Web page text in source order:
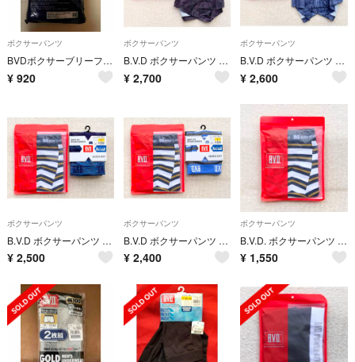
ボクサーパンツ
BVDボクサーブリーフLL２枚組
¥ 920
ボクサーパンツ
B.V.D ボクサーパンツ Lサイズ ボーダー＆メランジ 2枚セット
¥ 2,700
ボクサーパンツ
B.V.D ボクサーパンツ Lサイズ ボーダー＆チェック 2枚セット
¥ 2,600
ボクサーパンツ
B.V.D ボクサーパンツ Lサイズ ボーダー ＆メランジ 2枚セット
¥ 2,500
ボクサーパンツ
B.V.D ボクサーパンツ Lサイズ ボーダー 2枚セット
¥ 2,400
ボクサーパンツ
B.V.D. ボクサーパンツ Ｌサイズ ボーダー ホワイト/ネイビー 綿95%
¥ 1,550